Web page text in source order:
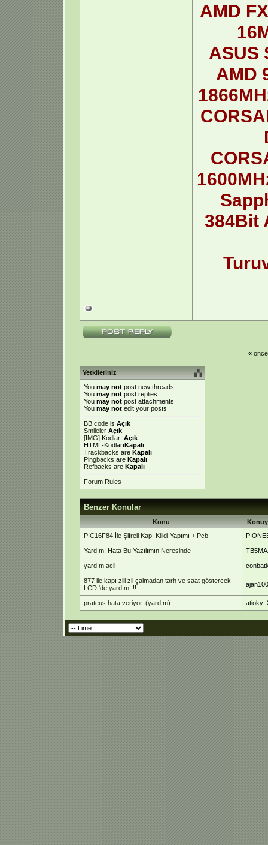
AMD
ASUS
AMD
384Bit
«
Yetkileriniz
You may not post new threads
You may not post replies
You may not post attachments
You may not edit your posts
BB code is Açık
Smileler Açık
[IMG] Kodları Açık
HTML-KodlarıKapalı
Trackbacks are Kapalı
Pingbacks are Kapalı
Refbacks are Kapalı
Forum Rules
Benzer Konular
Konu
PIC16F84 İle Şifreli Kapı Kilidi Yapımı + Pcb
Yardım: Hata Bu Yazılımın Neresinde
yardım acil
877 ile kapı zili zil çalmadan tarh ve saat göstercek
LCD 'de yardım!!!!
ajan100
prateus hata veriyor..(yardım)